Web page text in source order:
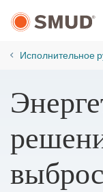
содержанию
​Исполнительное